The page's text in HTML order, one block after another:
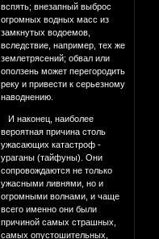
вспять; внезапный выброс
огромных водных масс из
замкнутых водоемов,
вследствие, например, тех же
землетрясений; обвал или
оползень может перегородить
реку и привести к серьезному
наводнению.
И наконец, наиболее
вероятная причина столь
ужасающих катастроф -
ураганы (тайфуны). Они
сопровождаются не только
ужасными ливнями, но и
огромными волнами, и чаще
всего именно они были
причиной самых страшных,
самых опустошительных,